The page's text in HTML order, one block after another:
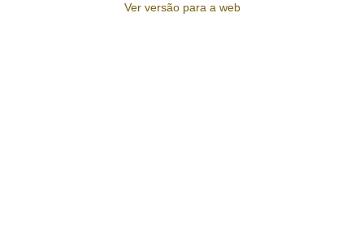
Ver versão para a web